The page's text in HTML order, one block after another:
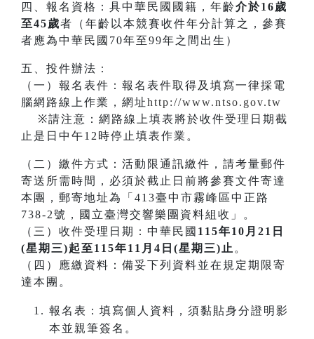
四、報名資格：具中華民國國籍，年齡介於16歲
至45歲者（年齡以本競賽收件年分計算之，參賽
者應為中華民國70年至99年之間出生）
五、投件辦法：
（一）報名表件：報名表件取得及填寫一律採電
腦網路線上作業，網址http://www.ntso.gov.tw
※請注意：網路線上填表將於收件受理日期截
止是日中午12時停止填表作業。
（二）繳件方式：活動限通訊繳件，請考量郵件
寄送所需時間，必須於截止日前將參賽文件寄達
本團，郵寄地址為「413臺中市霧峰區中正路
738-2號，國立臺灣交響樂團資料組收」。
（三）收件受理日期：中華民國 115年10月21日
(星期三)起至115年11月4日(星期三)止 。
（四）應繳資料：備妥下列資料並在規定期限寄
達本團。
報名表：填寫個人資料，須黏貼身分證明影
本並親筆簽名。